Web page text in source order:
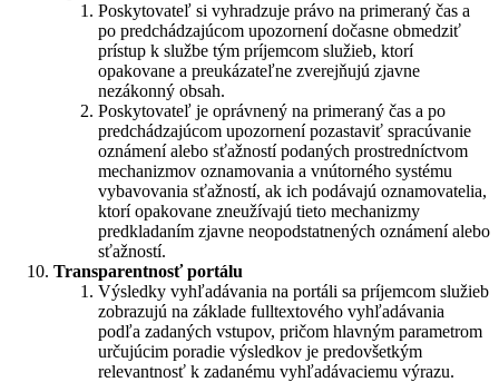
Poskytovateľ si vyhradzuje právo na primeraný čas a
po predchádzajúcom upozornení dočasne obmedziť
prístup k službe tým príjemcom služieb, ktorí
opakovane a preukázateľne zverejňujú zjavne
nezákonný obsah.
Poskytovateľ je oprávnený na primeraný čas a po
predchádzajúcom upozornení pozastaviť spracúvanie
oznámení alebo sťažností podaných prostredníctvom
mechanizmov oznamovania a vnútorného systému
vybavovania sťažností, ak ich podávajú oznamovatelia,
ktorí opakovane zneužívajú tieto mechanizmy
predkladaním zjavne neopodstatnených oznámení alebo
sťažností.
Transparentnosť portálu
Výsledky vyhľadávania na portáli sa príjemcom služieb
zobrazujú na základe fulltextového vyhľadávania
podľa zadaných vstupov, pričom hlavným parametrom
určujúcim poradie výsledkov je predovšetkým
relevantnosť k zadanému vyhľadávaciemu výrazu.